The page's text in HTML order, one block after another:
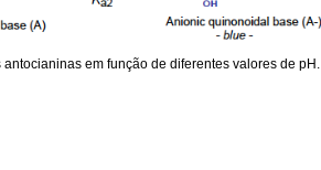
antocianinas em função de diferentes valores de pH.